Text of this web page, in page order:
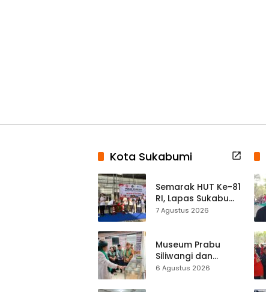
Kota Sukabumi
Semarak HUT Ke-81
RI, Lapas Sukabumi
Resmi Gelar Pekan
7 Agustus 2026
Museum Prabu
Siliwangi dan
Museum Keramik
6 Agustus 2026